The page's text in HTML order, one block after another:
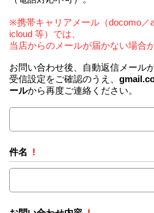
※携帯キャリアメール（docomo／
icloud 等）では、
当店からのメールが届かない場合
お問い合わせ後、自動返信メール
受信設定をご確認のうえ、
ールから再度ご連絡ください。
件名 !